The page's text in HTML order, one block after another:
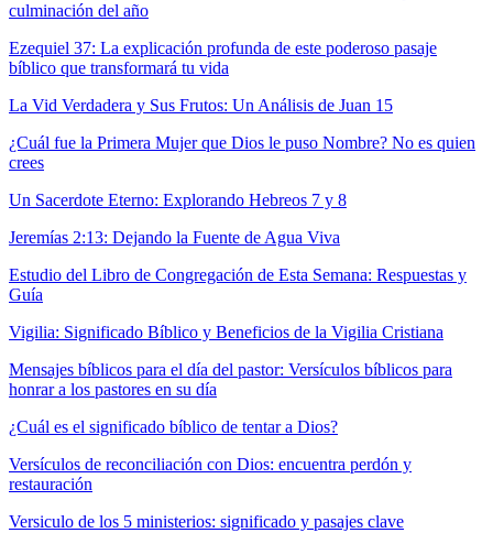
culminación del año
Ezequiel 37: La explicación profunda de este poderoso pasaje
bíblico que transformará tu vida
La Vid Verdadera y Sus Frutos: Un Análisis de Juan 15
¿Cuál fue la Primera Mujer que Dios le puso Nombre? No es quien
crees
Un Sacerdote Eterno: Explorando Hebreos 7 y 8
Jeremías 2:13: Dejando la Fuente de Agua Viva
Estudio del Libro de Congregación de Esta Semana: Respuestas y
Guía
Vigilia: Significado Bíblico y Beneficios de la Vigilia Cristiana
Mensajes bíblicos para el día del pastor: Versículos bíblicos para
honrar a los pastores en su día
¿Cuál es el significado bíblico de tentar a Dios?
Versículos de reconciliación con Dios: encuentra perdón y
restauración
Versiculo de los 5 ministerios: significado y pasajes clave